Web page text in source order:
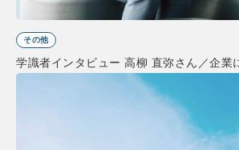
その他
学識者インタビュー 高柳 直弥さん／企業